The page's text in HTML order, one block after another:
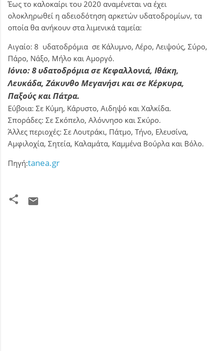
Έως το καλοκαίρι του 2020 αναμένεται να έχει
ολοκληρωθεί η αδειοδότηση αρκετών υδατοδρομίων, τα
οποία θα ανήκουν στα λιμενικά ταμεία:
Αιγαίο: 8 υδατοδρόμια σε Κάλυμνο, Λέρο, Λειψούς, Σύρο,
Πάρο, Νάξο, Μήλο και Αμοργό.
Ιόνιο: 8 υδατοδρόμια σε Κεφαλλονιά, Ιθάκη,
Λευκάδα, Ζάκυνθο Μεγανήσι και σε Κέρκυρα,
Παξούς και Πάτρα.
Εύβοια: Σε Κύμη, Κάρυστο, Αιδηψό και Χαλκίδα.
Σποράδες: Σε Σκόπελο, Αλόννησο και Σκύρο.
Άλλες περιοχές: Σε Λουτράκι, Πάτμο, Τήνο, Ελευσίνα,
Αμφιλοχία, Σητεία, Καλαμάτα, Καμμένα Βούρλα και Βόλο.
Πηγή:tanea.gr